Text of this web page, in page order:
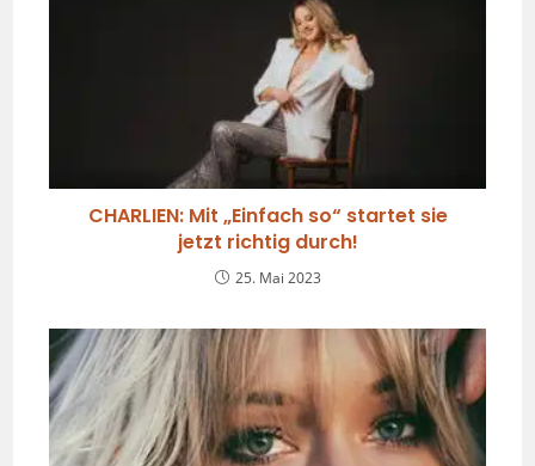
CHARLIEN: Mit „Einfach so“ startet sie
jetzt richtig durch!
25. Mai 2023